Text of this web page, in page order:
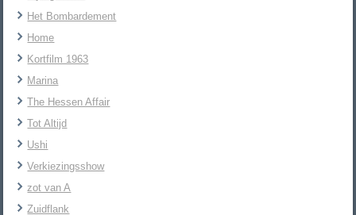
Het Bombardement
Home
Kortfilm 1963
Marina
The Hessen Affair
Tot Altijd
Ushi
Verkiezingsshow
zot van A
Zuidflank